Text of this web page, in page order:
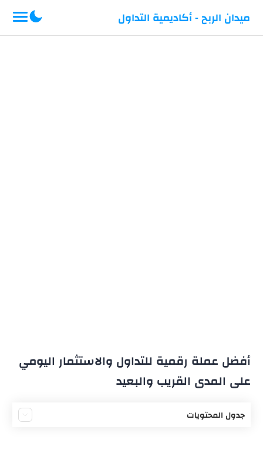
ميدان الربح - أكاديمية التداول
أفضل عملة رقمية للتداول والاستثمار اليومي
على المدى القريب والبعيد
جدول المحتويات